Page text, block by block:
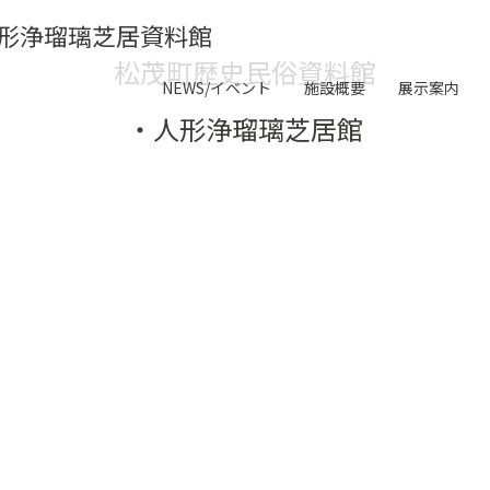
浄瑠璃芝居資料館
NEWS/イベント 施設概要 展示案内
松茂町歴史民俗資料館
・人形浄瑠璃芝居館